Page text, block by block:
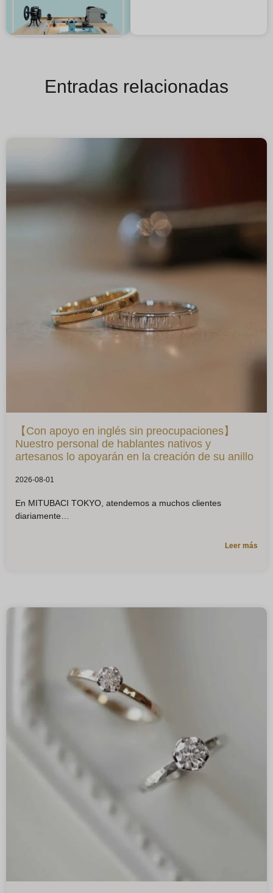
Entradas relacionadas
【Con apoyo en inglés sin preocupaciones】
Nuestro personal de hablantes nativos y
artesanos lo apoyarán en la creación de su anillo
2026-08-01
En MITUBACI TOKYO, atendemos a muchos clientes
diariamente
Leer más